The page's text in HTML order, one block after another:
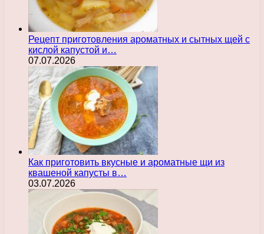
Рецепт приготовления ароматных и сытных щей с
кислой капустой и…
07.07.2026
Как приготовить вкусные и ароматные щи из
квашеной капусты в…
03.07.2026